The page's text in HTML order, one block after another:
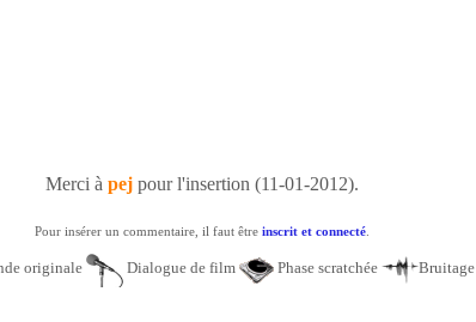
Merci à pejpour l'insertion (11-01-2012).
Pour insérer un commentaire, il faut être inscrit et connecté.
originale Dialogue de film Phase scratchée Bruitage